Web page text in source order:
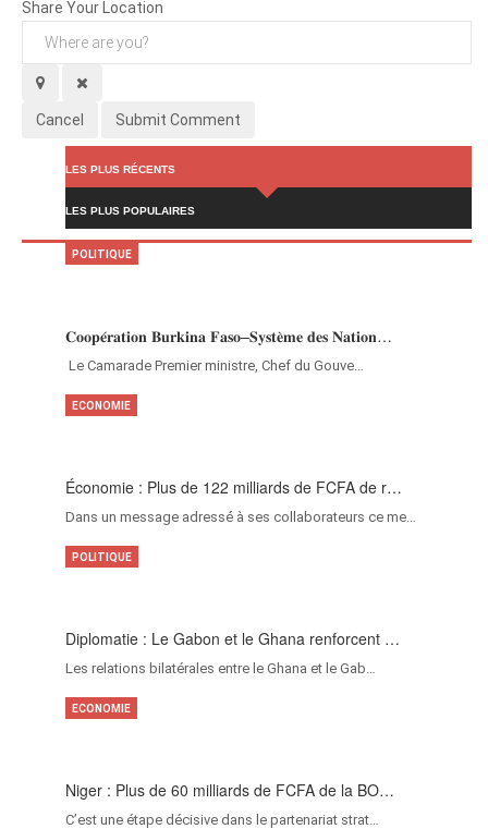
Share Your Location
Cancel Submit Comment
LES PLUS RÉCENTS
LES PLUS POPULAIRES
𝐂𝐨𝐨𝐩𝐞́𝐫𝐚𝐭𝐢𝐨𝐧 𝐁𝐮𝐫𝐤𝐢𝐧𝐚 𝐅𝐚𝐬𝐨–𝐒𝐲𝐬𝐭𝐞̀𝐦𝐞 𝐝𝐞𝐬 𝐍𝐚𝐭𝐢𝐨𝐧…
‎Le Camarade Premier ministre, Chef du Gouve…
POLITIQUE
Économie : Plus de 122 milliards de FCFA de r…
Dans un message adressé à ses collaborateurs ce me…
ECONOMIE
Diplomatie : Le Gabon et le Ghana renforcent …
Les relations bilatérales entre le Ghana et le Gab…
POLITIQUE
Niger : Plus de 60 milliards de FCFA de la BO…
C’est une étape décisive dans le partenariat strat…
ECONOMIE